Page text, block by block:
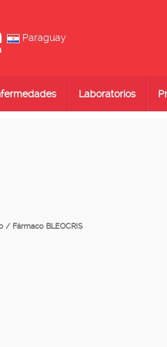
Paraguay
Laboratorios
/ Fármaco BLEOCRIS